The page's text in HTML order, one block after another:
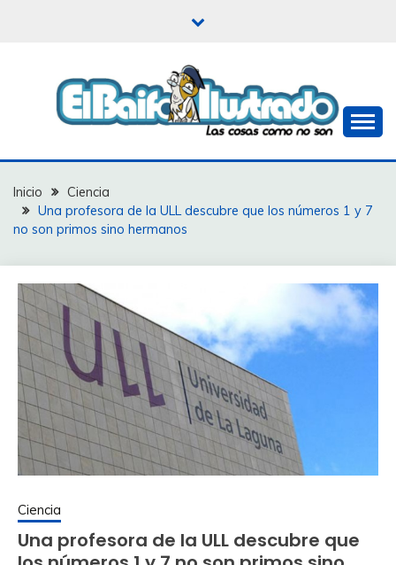
EL BAIFO ILUSTRADO
Inicio
Ciencia
Una profesora de la ULL descubre que los números 1 y 7
no son primos sino hermanos
Ciencia
Una profesora de la ULL descubre que